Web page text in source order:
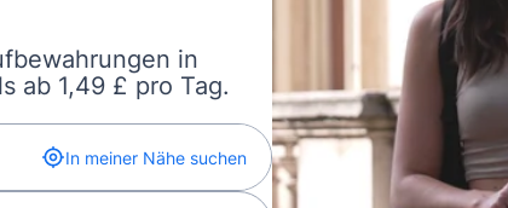
in
ab 1,49 £ pro Tag.
In meiner Nähe suchen